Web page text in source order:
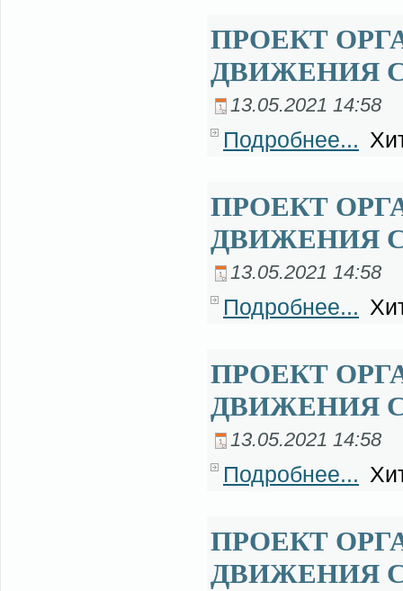
ПРОЕКТ
ДВИЖЕНИЯ
13.05.2021 14:58
Подробнее...
ПРОЕКТ
ДВИЖЕНИЯ
13.05.2021 14:58
Подробнее...
ПРОЕКТ
ДВИЖЕНИЯ
13.05.2021 14:58
Подробнее...
ПРОЕКТ
ДВИЖЕНИЯ